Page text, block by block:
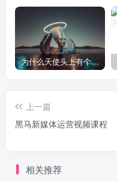
为什么天使头上有个圈？
上一篇
黑马新媒体运营视频课程
相关推荐